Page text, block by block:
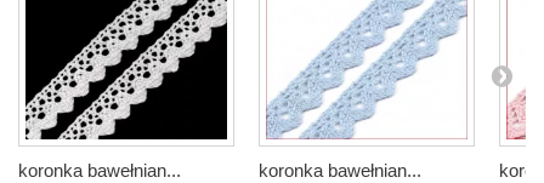
koronka bawełnian... koronka bawełnian...